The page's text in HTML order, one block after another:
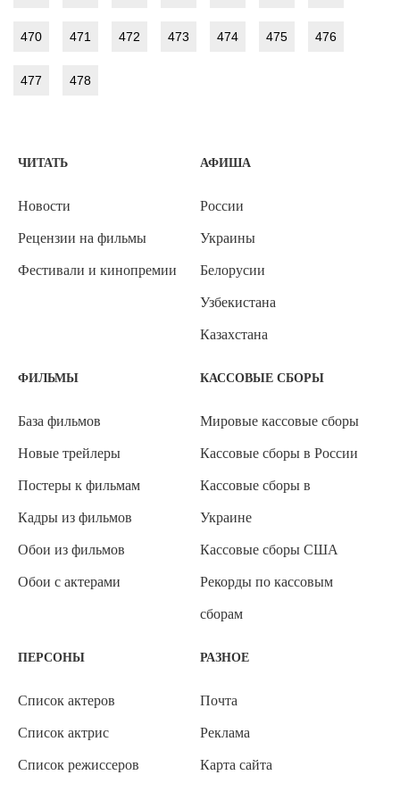
470 471 472 473 474 475 476
477 478
ЧИТАТЬ
Новости
Рецензии на фильмы
Фестивали и кинопремии
АФИША
России
Украины
Белорусии
Узбекистана
Казахстана
ФИЛЬМЫ
База фильмов
Новые трейлеры
Постеры к фильмам
Кадры из фильмов
Обои из фильмов
Обои с актерами
КАССОВЫЕ СБОРЫ
Мировые кассовые сборы
Кассовые сборы в России
Кассовые сборы в
Украине
Кассовые сборы США
Рекорды по кассовым
сборам
ПЕРСОНЫ
Список актеров
Список актрис
Список режиссеров
РАЗНОЕ
Почта
Реклама
Карта сайта